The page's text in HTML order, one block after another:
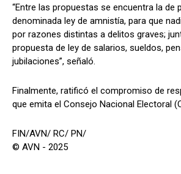
“Entre las propuestas se encuentra la de
denominada ley de amnistía, para que
por razones distintas a delitos graves;
propuesta de ley de salarios, sueldos,
jubilaciones”, señaló.
Finalmente, ratificó el compromiso de
que emita el Consejo Nacional Electoral
FIN/AVN/ RC/ PN/
© AVN - 2025